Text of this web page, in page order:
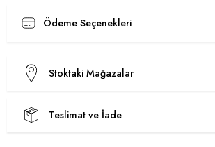
Ödeme Seçenekleri
Stoktaki Mağazalar
Teslimat ve İade